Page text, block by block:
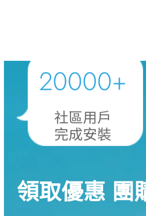
領取優惠 團
20000+
社區用戶
完成安裝